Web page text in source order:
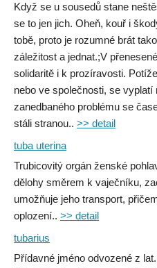
Když se u sousedů stane
se to jen jich. Oheň, kouř i
tobě, proto je rozumné brát
záležitost a jednat.;V
solidaritě i k prozíravosti.
nebo ve společnosti, se
zanedbaného problému se
stáli stranou.. >> detail
tuba uterina
Trubicovitý orgán ženské
dělohy směrem k vaječníku,
umožňuje jeho transport,
oplození.. >> detail
tubarius
Přídavné jméno odvozené z